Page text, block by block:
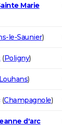
Marie
le-Saunier)
(Poligny)
)
(Champagnole)
d'arc